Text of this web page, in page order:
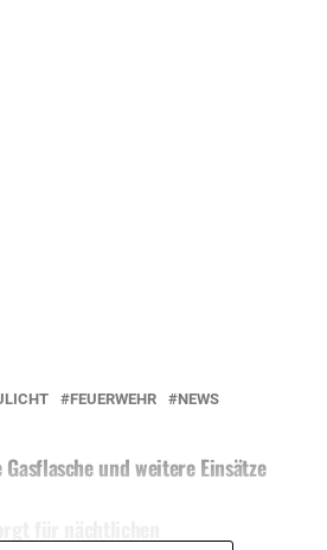
FEUERWEHR NEWS
und weitere Einsätze